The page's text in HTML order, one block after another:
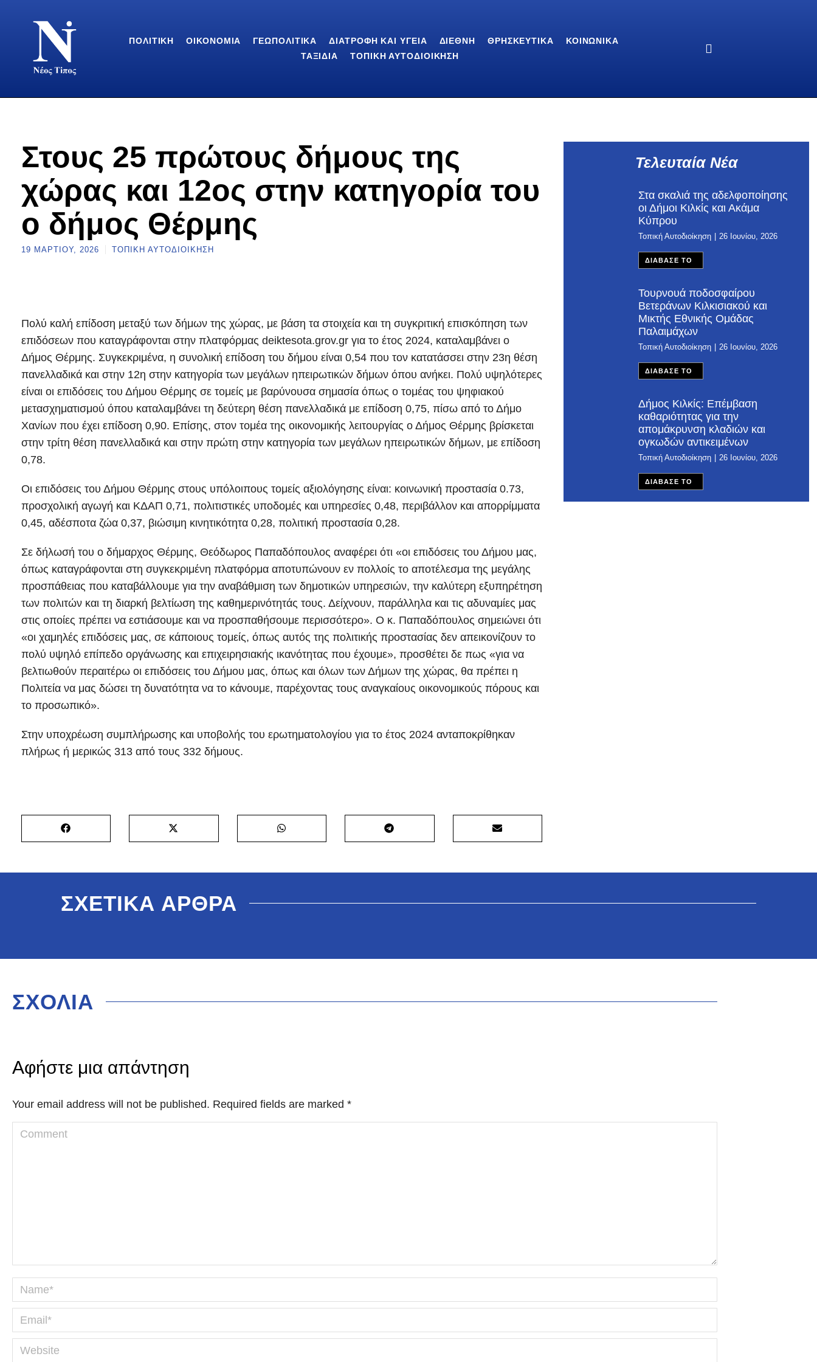
ΠΟΛΙΤΙΚΉ ΟΙΚΟΝΟΜΊΑ ΓΕΩΠΟΛΙΤΙΚΆ ΔΙΑΤΡΟΦΉ ΚΑΙ ΥΓΕΊΑ ΔΙΕΘΝΉ ΘΡΗΣΚΕΥΤΙΚΆ
ΚΟΙΝΩΝΙΚΆ
ΤΑΞΊΔΙΑ
ΤΟΠΙΚΉ ΑΥΤΟΔΙΟΊΚΗΣΗ
Στους 25 πρώτους δήμους της
χώρας και 12ος στην κατηγορία του
ο δήμος Θέρμης
19 ΜΑΡΤΊΟΥ, 2026 ΤΟΠΙΚΉ ΑΥΤΟΔΙΟΊΚΗΣΗ
Πολύ καλή επίδοση μεταξύ των δήμων της χώρας, με βάση τα στοιχεία και τη συγκριτική επισκόπηση των
επιδόσεων που καταγράφονται στην πλατφόρμας deiktesota.grov.gr για το έτος 2024, καταλαμβάνει ο
Δήμος Θέρμης. Συγκεκριμένα, η συνολική επίδοση του δήμου είναι 0,54 που τον κατατάσσει στην 23η θέση
πανελλαδικά και στην 12η στην κατηγορία των μεγάλων ηπειρωτικών δήμων όπου ανήκει. Πολύ υψηλότερες
είναι οι επιδόσεις του Δήμου Θέρμης σε τομείς με βαρύνουσα σημασία όπως ο τομέας του ψηφιακού
μετασχηματισμού όπου καταλαμβάνει τη δεύτερη θέση πανελλαδικά με επίδοση 0,75, πίσω από το Δήμο
Χανίων που έχει επίδοση 0,90. Επίσης, στον τομέα της οικονομικής λειτουργίας ο Δήμος Θέρμης βρίσκεται
στην τρίτη θέση πανελλαδικά και στην πρώτη στην κατηγορία των μεγάλων ηπειρωτικών δήμων, με επίδοση
0,78.
Οι επιδόσεις του Δήμου Θέρμης στους υπόλοιπους τομείς αξιολόγησης είναι: κοινωνική προστασία 0.73,
προσχολική αγωγή και ΚΔΑΠ 0,71, πολιτιστικές υποδομές και υπηρεσίες 0,48, περιβάλλον και απορρίμματα
0,45, αδέσποτα ζώα 0,37, βιώσιμη κινητικότητα 0,28, πολιτική προστασία 0,28.
Σε δήλωσή του ο δήμαρχος Θέρμης, Θεόδωρος Παπαδόπουλος αναφέρει ότι «οι επιδόσεις του Δήμου μας,
όπως καταγράφονται στη συγκεκριμένη πλατφόρμα αποτυπώνουν εν πολλοίς το αποτέλεσμα της μεγάλης
προσπάθειας που καταβάλλουμε για την αναβάθμιση των δημοτικών υπηρεσιών, την καλύτερη εξυπηρέτηση
των πολιτών και τη διαρκή βελτίωση της καθημερινότητάς τους. Δείχνουν, παράλληλα και τις αδυναμίες μας
στις οποίες πρέπει να εστιάσουμε και να προσπαθήσουμε περισσότερο». Ο κ. Παπαδόπουλος σημειώνει ότι
«οι χαμηλές επιδόσεις μας, σε κάποιους τομείς, όπως αυτός της πολιτικής προστασίας δεν απεικονίζουν το
πολύ υψηλό επίπεδο οργάνωσης και επιχειρησιακής ικανότητας που έχουμε», προσθέτει δε πως «για να
βελτιωθούν περαιτέρω οι επιδόσεις του Δήμου μας, όπως και όλων των Δήμων της χώρας, θα πρέπει η
Πολιτεία να μας δώσει τη δυνατότητα να το κάνουμε, παρέχοντας τους αναγκαίους οικονομικούς πόρους και
το προσωπικό».
Στην υποχρέωση συμπλήρωσης και υποβολής του ερωτηματολογίου για το έτος 2024 ανταποκρίθηκαν
πλήρως ή μερικώς 313 από τους 332 δήμους.
Τελευταία Νέα
Στα σκαλιά της αδελφοποίησης
οι Δήμοι Κιλκίς και Ακάμα
Κύπρου
Τοπική Αυτοδιοίκηση 26 Ιουνίου, 2026
ΔΙΑΒΑΣΕ ΤΟ
Τουρνουά ποδοσφαίρου
Βετεράνων Κιλκισιακού και
Μικτής Εθνικής Ομάδας
Παλαιμάχων
Τοπική Αυτοδιοίκηση 26 Ιουνίου, 2026
ΔΙΑΒΑΣΕ ΤΟ
Δήμος Κιλκίς: Επέμβαση
καθαριότητας για την
απομάκρυνση κλαδιών και
ογκωδών αντικειμένων
Τοπική Αυτοδιοίκηση 26 Ιουνίου, 2026
ΔΙΑΒΑΣΕ ΤΟ
ΣΧΕΤΙΚΑ ΑΡΘΡΑ
ΣΧΟΛΙΑ
Αφήστε μια απάντηση
Your email address will not be published. Required fields are marked *
Comment
Name *
Email *
Website